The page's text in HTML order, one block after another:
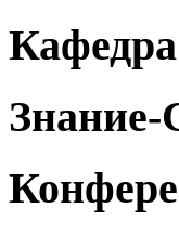
Знание-